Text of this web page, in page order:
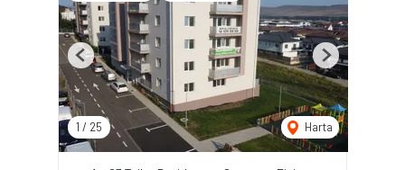
1 / 25 Harta
Previous Next